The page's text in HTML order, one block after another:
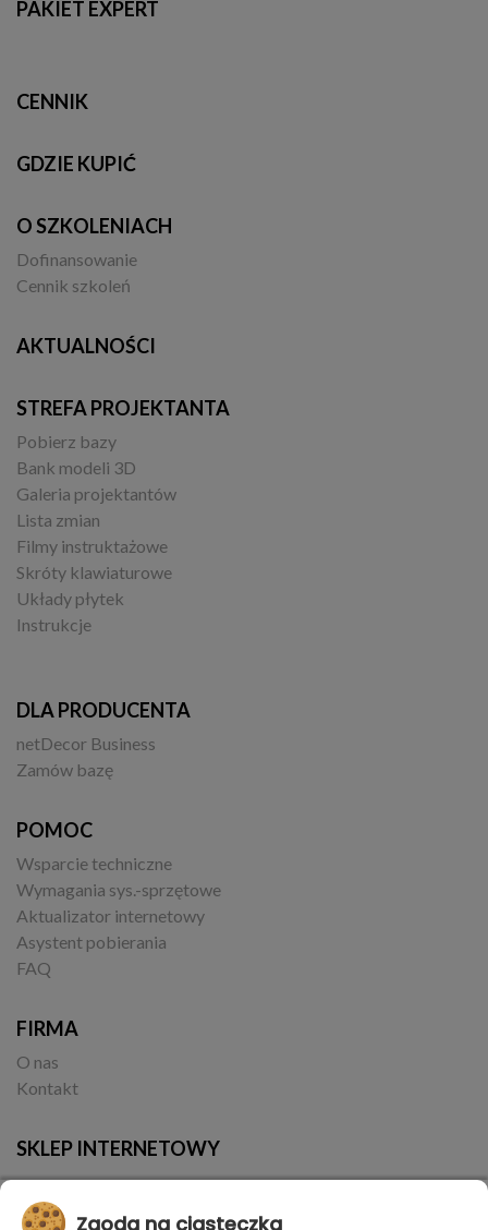
PAKIET EXPERT
CENNIK
GDZIE KUPIĆ
O SZKOLENIACH
Dofinansowanie
Cennik szkoleń
AKTUALNOŚCI
STREFA PROJEKTANTA
Pobierz bazy
Bank modeli 3D
Galeria projektantów
Lista zmian
Filmy instruktażowe
Skróty klawiaturowe
Układy płytek
Instrukcje
DLA PRODUCENTA
netDecor Business
Zamów bazę
POMOC
Wsparcie techniczne
Wymagania sys.-sprzętowe
Aktualizator internetowy
Asystent pobierania
FAQ
FIRMA
O nas
Kontakt
SKLEP INTERNETOWY
Zgoda na ciasteczka